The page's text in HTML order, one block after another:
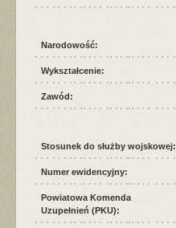
Narodowość:
Wykształcenie:
Zawód:
Stosunek do służby wojskowej:
Numer ewidencyjny:
Powiatowa Komenda
Uzupełnień (PKU):